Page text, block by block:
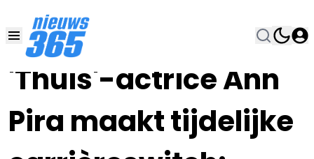
'Thuis'-actrice Ann
Pira maakt tijdelijke
26 NOV 2023, 19:00